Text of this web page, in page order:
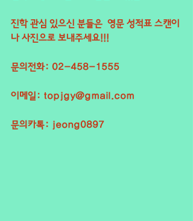
진학 관심 있으신 분들은  영문 성적표 스캔이
나 사진으로 보내주세요!!!
문의전화: 02-458-1555
이메일: topjgy@gmail.com
문의카톡: jeong0897